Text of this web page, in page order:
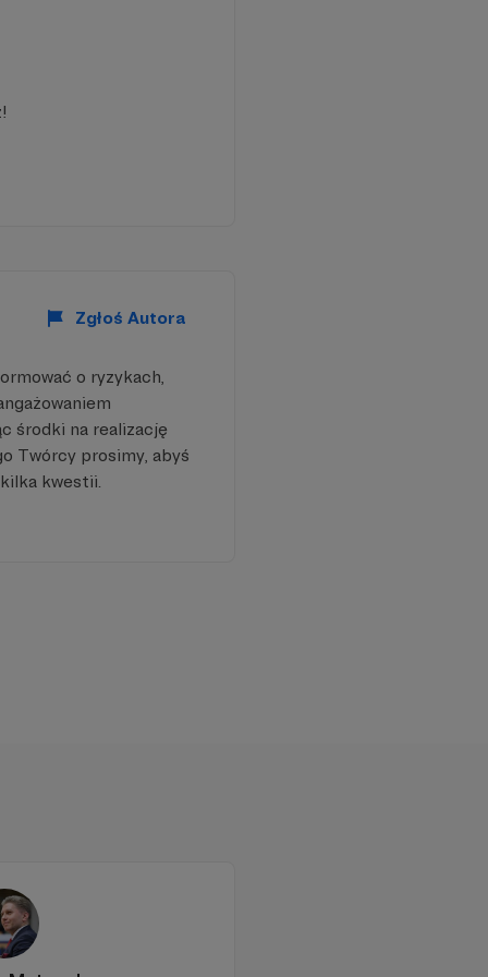
co, w pojedynkę
dwa kanały).
milowy w rozwoju
stale podnosić
Zgłoś Autora
o ryzykach,
środki na realizację
Twórcy prosimy, abyś
kilka kwestii.